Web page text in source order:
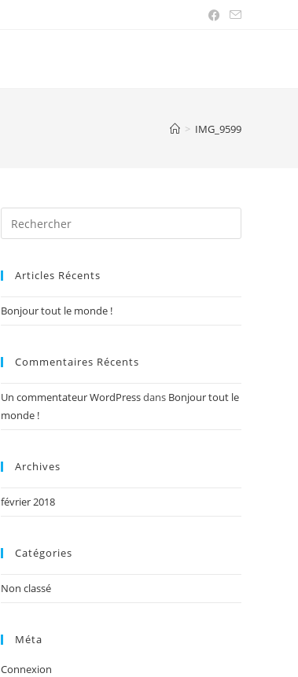
> IMG_9599
Articles Récents
Bonjour tout le monde !
Commentaires Récents
Un commentateur WordPressdans Bonjour tout le
monde !
Archives
février 2018
Catégories
Non classé
Méta
Connexion